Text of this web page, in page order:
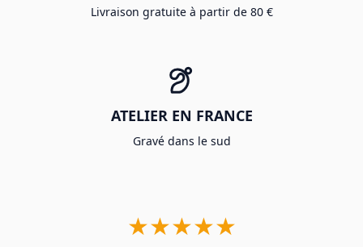
Livraison gratuite à partir de 80 €
ATELIER EN FRANCE
Gravé dans le sud
★★★★★